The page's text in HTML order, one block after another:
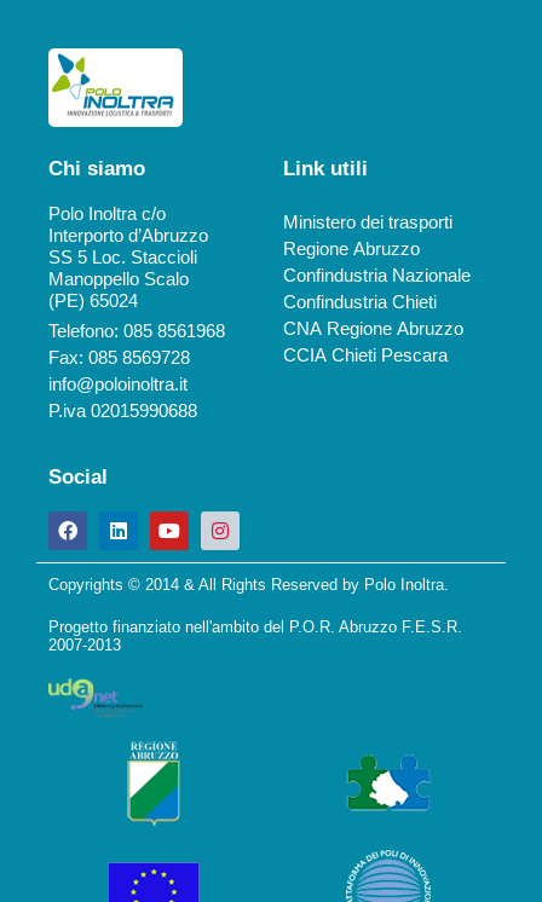
Chi siamo
Polo Inoltra c/o
Interporto d’Abruzzo
SS 5 Loc. Staccioli
Manoppello Scalo
(PE) 65024
Telefono: 085 8561968
Fax: 085 8569728
info@poloinoltra.it
P.iva 02015990688
Link utili
Ministero dei trasporti
Regione Abruzzo
Confindustria Nazionale
Confindustria Chieti
CNA Regione Abruzzo
CCIA Chieti Pescara
Social
Copyrights © 2014 & All Rights Reserved by Polo Inoltra.
Progetto finanziato nell'ambito del P.O.R. Abruzzo F.E.S.R.
2007-2013